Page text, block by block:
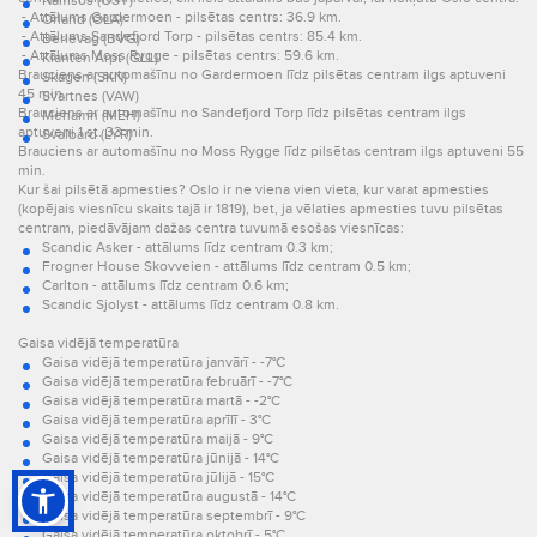
Orland (OLA)
Berlevag (BVG)
Klanten Arpt (GLL)
Skagen (SKN)
Svartnes (VAW)
Mehamn (MEH)
Svalbard (LYR)
- Attālums Gardermoen - pilsētas centrs: 36.9 km.
- Attālums Sandefjord Torp - pilsētas centrs: 85.4 km.
- Attālums Moss Rygge - pilsētas centrs: 59.6 km.
Brauciens ar automašīnu no Gardermoen līdz pilsētas centram ilgs aptuveni
45 min.
Brauciens ar automašīnu no Sandefjord Torp līdz pilsētas centram ilgs
aptuveni 1 st. 33 min.
Brauciens ar automašīnu no Moss Rygge līdz pilsētas centram ilgs aptuveni 55
min.
Kur šai pilsētā apmesties? Oslo ir ne viena vien vieta, kur varat apmesties
(kopējais viesnīcu skaits tajā ir 1819), bet, ja vēlaties apmesties tuvu pilsētas
centram, piedāvājam dažas centra tuvumā esošas viesnīcas:
Scandic Asker - attālums līdz centram 0.3 km;
Frogner House Skovveien - attālums līdz centram 0.5 km;
Carlton - attālums līdz centram 0.6 km;
Scandic Sjolyst - attālums līdz centram 0.8 km.
Gaisa vidējā temperatūra
Gaisa vidējā temperatūra janvārī - -7°C
Gaisa vidējā temperatūra februārī - -7°C
Gaisa vidējā temperatūra martā - -2°C
Gaisa vidējā temperatūra aprīlī - 3°C
Gaisa vidējā temperatūra maijā - 9°C
Gaisa vidējā temperatūra jūnijā - 14°C
Gaisa vidējā temperatūra jūlijā - 15°C
Gaisa vidējā temperatūra augustā - 14°C
Gaisa vidējā temperatūra septembrī - 9°C